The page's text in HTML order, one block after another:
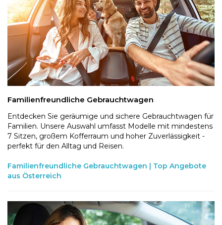
Familienfreundliche Gebrauchtwagen
Entdecken Sie geräumige und sichere Gebrauchtwagen für
Familien. Unsere Auswahl umfasst Modelle mit mindestens
7 Sitzen, großem Kofferraum und hoher Zuverlässigkeit -
perfekt für den Alltag und Reisen.
Familienfreundliche Gebrauchtwagen | Top Angebote
aus Österreich